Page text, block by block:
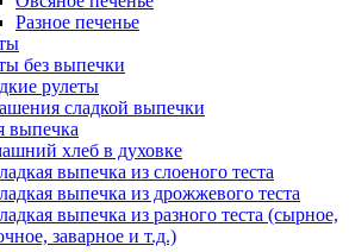
Разное печенье
без выпечки
рулеты
сладкой выпечки
выпечка
хлеб в духовке
выпечка из слоеного теста
выпечка из дрожжевого теста
выпечка из разного теста (сырное,
заварное и т.д.)